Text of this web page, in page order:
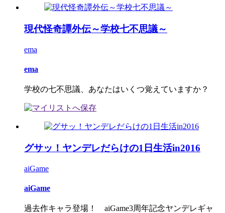
現代怪奇譚外伝～学校七不思議～
ema
ema
学校の七不思議、あなたはいくつ覚えていますか？
グサッ！ヤンデレだらけの1日生活in2016
aiGame
aiGame
過去作キャラ登場！ aiGame3周年記念ヤンデレギャ